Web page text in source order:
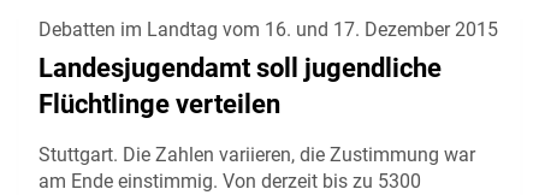
Debatten im Landtag vom 16. und 17. Dezember 2015
Landesjugendamt soll jugendliche
Flüchtlinge verteilen
Stuttgart. Die Zahlen variieren, die Zustimmung war
am Ende einstimmig. Von derzeit bis zu 5300